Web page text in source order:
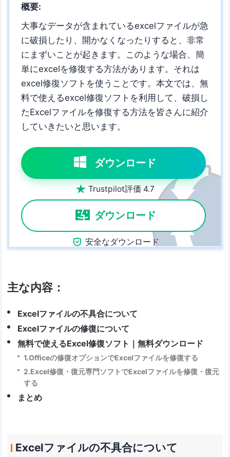
概要:
大事なデータが含まれているexcelファイルが急
に破損したり、開かなくなったりすると、非常
にまずいことが起きます。このような場合、簡
単にexcelを修復する方法があります。それは
excel修復ソフトを使うことです。本文では、無
料で使えるexcel修復ソフトを利用して、破損し
たExcelファイルを修復する方法を皆さんに紹介
していきたいと思います。
ダウンロード
 Trustpilot評価 4.7
ダウンロード
 安全なダウンロード
主な内容：
Excelファイルの不具合について
Excelファイルの修復について
無料で使えるExcel修復ソフト｜無料ダウンロード
1.Officeの修復オプションでExcelファイルを修復する
2.Excel修復・復元専門ソフトでExcelファイルを修復・復元
する
まとめ
Excelファイルの不具合について